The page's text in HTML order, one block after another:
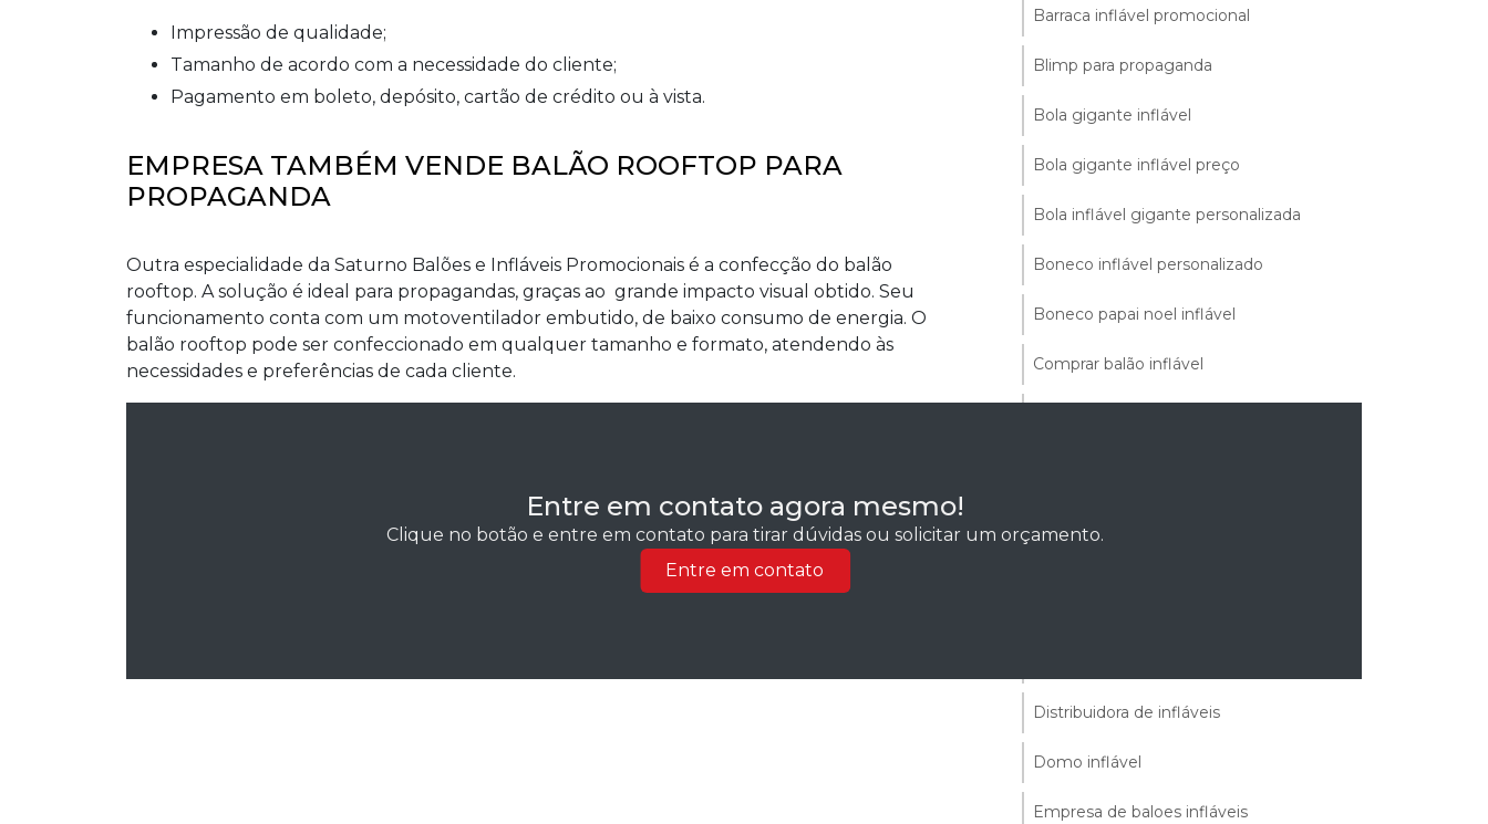
impressão de qualidade;
tamanho de acordo com a necessidade do cliente;
pagamento em boleto, depósito, cartão de crédito ou à vista.
EMPRESA TAMBÉM VENDE BALÃO ROOFTOP PARA
PROPAGANDA
Outra especialidade da Saturno Balões e Infláveis Promocionais é a confecção do balão
rooftop. A solução é ideal para propagandas, graças ao grande impacto visual obtido. Seu
funcionamento conta com um motoventilador embutido, de baixo consumo de energia. O
balão rooftop pode ser confeccionado em qualquer tamanho e formato, atendendo às
necessidades e preferências de cada cliente.
Entre em contato agora mesmo!
Clique no botão e entre em contato para tirar dúvidas ou solicitar um orçamento.
Entre em contato
Barraca inflável promocional
Blimp para propaganda
Bola gigante inflável
Bola gigante inflável preço
Bola inflável gigante personalizada
Boneco inflável personalizado
Boneco papai noel inflável
Comprar balão inflável
Distribuidora de infláveis
Domo inflável
Empresa de baloes infláveis